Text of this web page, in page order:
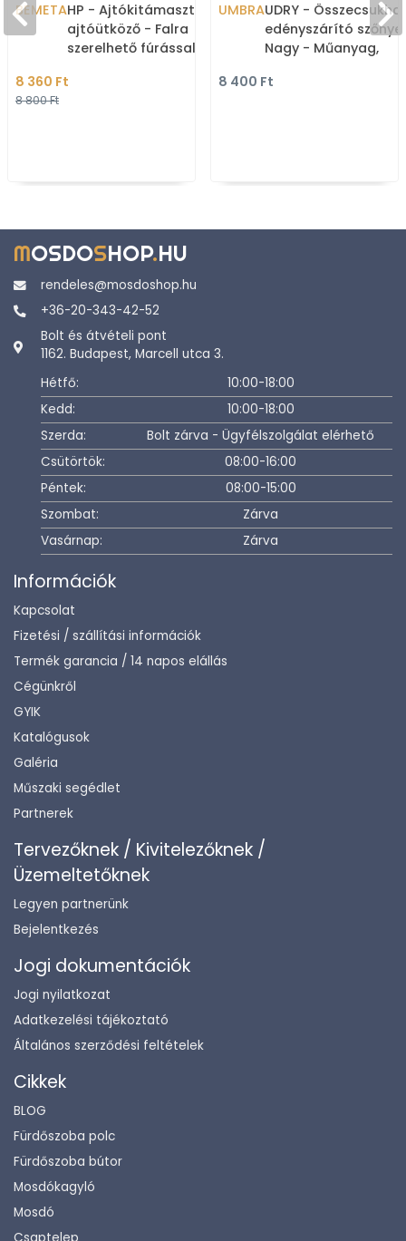
BEMETAHP - Ajtókitámasztó,
ajtóütköző - Falra
szerelhető fúrással - 7,5
fekete gumi
8 360 Ft
8 800 Ft
UMBRAUDRY -
edényszárító
Nagy - Műanyag,
8 400 Ft
MOSDOSHOP.HU
rendeles@mosdoshop.hu
+36-20-343-42-52
Bolt és átvételi pont
1162. Budapest, Marcell utca 3.
Hétfő:
10:00-18:00
Kedd:
10:00-18:00
Szerda:
Bolt zárva - Ügyfélszolgálat elérhető
Csütörtök:
08:00-16:00
Péntek:
08:00-15:00
Szombat:
Zárva
Vasárnap:
Zárva
Információk
Kapcsolat
Fizetési / szállítási információk
Termék garancia / 14 napos elállás
Cégünkről
GYIK
Katalógusok
Galéria
Műszaki segédlet
Partnerek
Tervezőknek / Kivitelezőknek /
Üzemeltetőknek
Legyen partnerünk
Bejelentkezés
Jogi dokumentációk
Jogi nyilatkozat
Adatkezelési tájékoztató
Általános szerződési feltételek
Cikkek
BLOG
Fürdőszoba polc
Fürdőszoba bútor
Mosdókagyló
Mosdó